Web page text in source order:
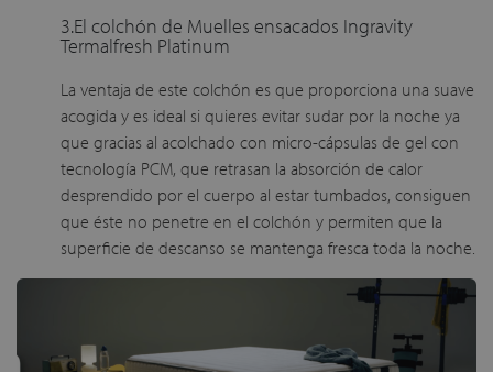
3.El colchón de Muelles ensacados Ingravity
Termalfresh Platinum
La ventaja de este colchón es que proporciona una suave
acogida y es ideal si quieres evitar sudar por la noche ya
que gracias al acolchado con micro-cápsulas de gel con
tecnología PCM, que retrasan la absorción de calor
desprendido por el cuerpo al estar tumbados, consiguen
que éste no penetre en el colchón y permiten que la
superficie de descanso se mantenga fresca toda la noche.